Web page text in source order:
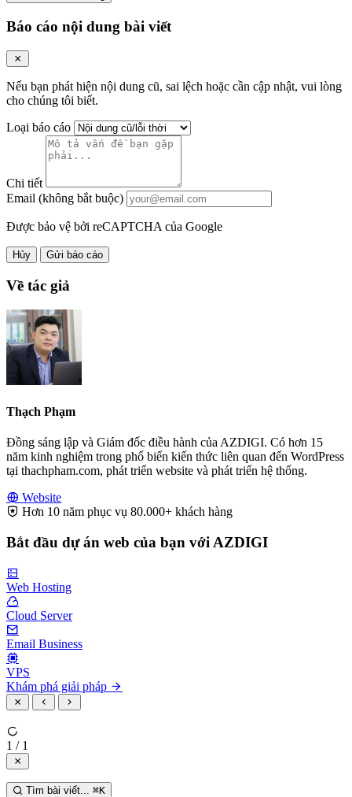
Báo cáo nội dung bài viết
Nếu bạn phát hiện nội dung cũ, sai lệch hoặc cần cập nhật, vui lòng
cho chúng tôi biết.
Loại báo cáo
Chi tiết
Email (không bắt buộc)
Được bảo vệ bởi reCAPTCHA của Google
Hủy Gửi báo cáo
Về tác giả
Thạch Phạm
Đồng sáng lập và Giám đốc điều hành của AZDIGI. Có hơn 15
năm kinh nghiệm trong phổ biến kiến thức liên quan đến WordPress
tại thachpham.com, phát triển website và phát triển hệ thống.
Website
Hơn 10 năm phục vụ 80.000+ khách hàng
Bắt đầu dự án web của bạn với AZDIGI
Web Hosting
Cloud Server
Email Business
VPS
Khám phá giải pháp
1 / 1
Tìm bài viết... ⌘K